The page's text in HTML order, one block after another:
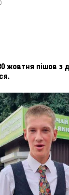
жовтня пішов з